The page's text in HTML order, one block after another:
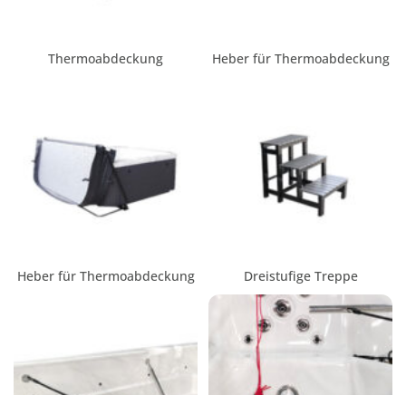
Thermoabdeckung Heber für Thermoabdeckung
Heber für Thermoabdeckung Dreistufige Treppe